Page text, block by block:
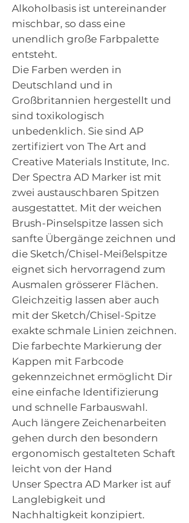
Alkoholbasis ist untereinander
mischbar, so dass eine
unendlich große Farbpalette
entsteht.
Die Farben werden in
Deutschland und in
Großbritannien hergestellt und
sind toxikologisch
unbedenklich. Sie sind AP
zertifiziert von The Art and
Creative Materials Institute, Inc.
Der Spectra AD Marker ist mit
zwei austauschbaren Spitzen
ausgestattet. Mit der weichen
Brush-Pinselspitze lassen sich
sanfte Übergänge zeichnen und
die Sketch/Chisel-Meißelspitze
eignet sich hervorragend zum
Ausmalen grösserer Flächen.
Gleichzeitig lassen aber auch
mit der Sketch/Chisel-Spitze
exakte schmale Linien zeichnen.
Die farbechte Markierung der
Kappen mit Farbcode
gekennzeichnet ermöglicht Dir
eine einfache Identifizierung
und schnelle Farbauswahl.
Auch längere Zeichenarbeiten
gehen durch den besondern
ergonomisch gestalteten Schaft
leicht von der Hand
Unser Spectra AD Marker ist auf
Langlebigkeit und
Nachhaltigkeit konzipiert.